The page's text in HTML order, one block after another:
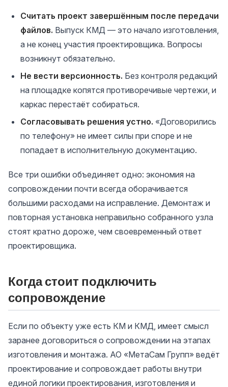
Считать проект завершённым после передачи
файлов. Выпуск КМД — это начало изготовления,
а не конец участия проектировщика. Вопросы
возникнут обязательно.
Не вести версионность. Без контроля редакций
на площадке копятся противоречивые чертежи, и
каркас перестаёт собираться.
Согласовывать решения устно. «Договорились
по телефону» не имеет силы при споре и не
попадает в исполнительную документацию.
Все три ошибки объединяет одно: экономия на
сопровождении почти всегда оборачивается
большими расходами на исправление. Демонтаж и
повторная установка неправильно собранного узла
стоят кратно дороже, чем своевременный ответ
проектировщика.
Когда стоит подключить
сопровождение
Если по объекту уже есть КМ и КМД, имеет смысл
заранее договориться о сопровождении на этапах
изготовления и монтажа. АО «МетаСам Групп» ведёт
проектирование и сопровождает работы внутри
единой логики проектирования, изготовления и